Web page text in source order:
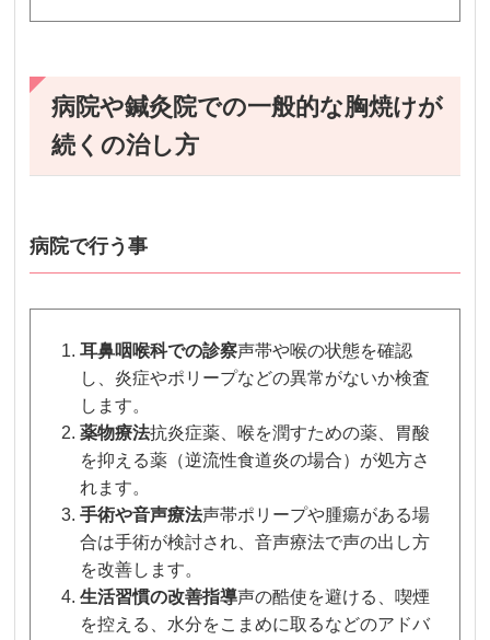
病院や鍼灸院での一般的な胸焼けが
続くの治し方
病院で行う事
耳鼻咽喉科での診察声帯や喉の状態を確認
し、炎症やポリープなどの異常がないか検査
します。
薬物療法抗炎症薬、喉を潤すための薬、胃酸
を抑える薬（逆流性食道炎の場合）が処方さ
れます。
手術や音声療法声帯ポリープや腫瘍がある場
合は手術が検討され、音声療法で声の出し方
を改善します。
生活習慣の改善指導声の酷使を避ける、喫煙
を控える、水分をこまめに取るなどのアドバ